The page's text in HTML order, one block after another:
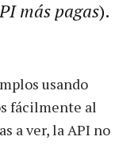
más pagas).
usando
fácilmente al
a ver, la API no